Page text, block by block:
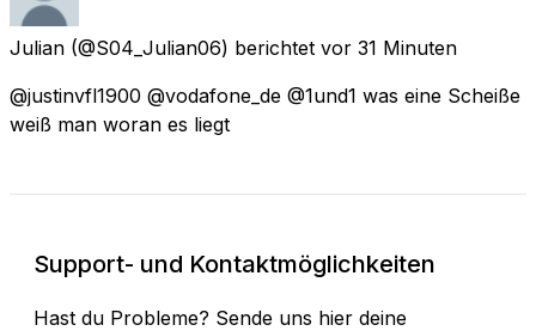
Julian (@S04_Julian06) berichtet vor 31 Minuten
@justinvfl1900 @vodafone_de @1und1 was eine Scheiße
weiß man woran es liegt
Support- und Kontaktmöglichkeiten
Hast du Probleme? Sende uns hier deine